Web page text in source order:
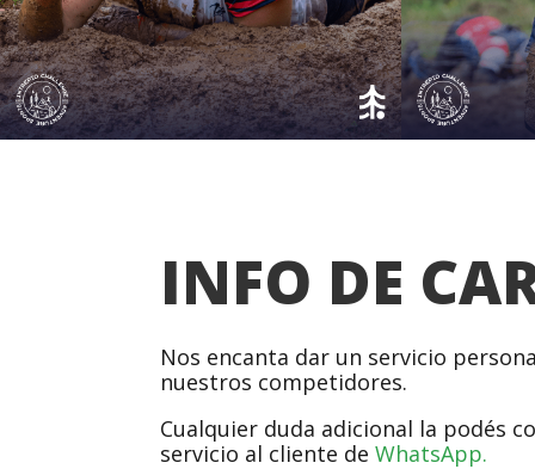
INFO DE
Nos encanta dar un servicio
nuestros competidores.
Cualquier duda adicional la podés
servicio al cliente deWhatsApp.